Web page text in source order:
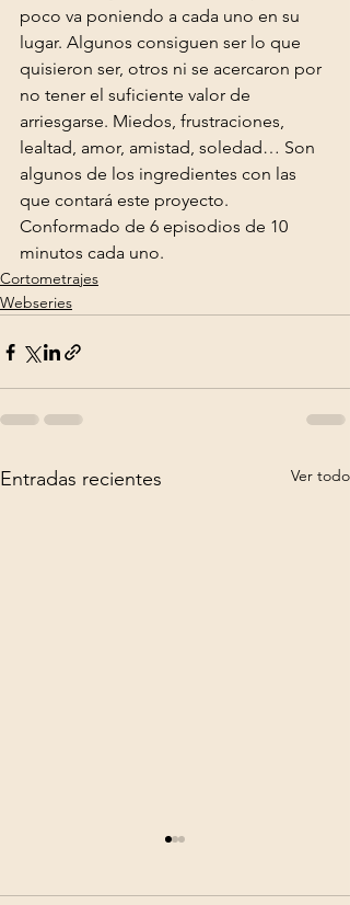
poco va poniendo a cada uno en su
lugar. Algunos consiguen ser lo que
quisieron ser, otros ni se acercaron por
no tener el suficiente valor de
arriesgarse. Miedos, frustraciones,
lealtad, amor, amistad, soledad… Son
algunos de los ingredientes con las
que contará este proyecto.
Conformado de 6 episodios de 10
minutos cada uno.
Cortometrajes
Webseries
Entradas recientes Ver todo